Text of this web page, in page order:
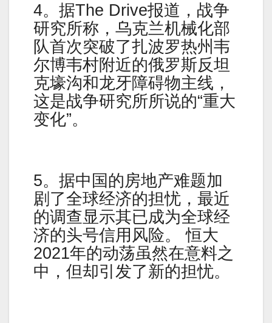
4。据The Drive报道，战争
研究所称，乌克兰机械化部
队首次突破了扎波罗热州韦
尔博韦村附近的俄罗斯反坦
克壕沟和龙牙障碍物主线，
这是战争研究所所说的“重大
变化”。
5。据中国的房地产难题加
剧了全球经济的担忧，最近
的调查显示其已成为全球经
济的头号信用风险。 恒大
2021年的动荡虽然在意料之
中，但却引发了新的担忧。